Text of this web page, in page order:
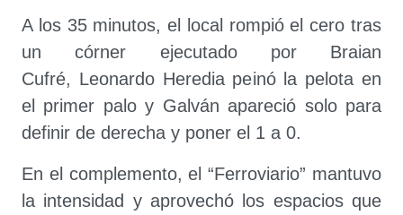
A los 35 minutos, el local rompió el cero tras
un córner ejecutado por Braian
Cufré, Leonardo Heredia peinó la pelota en
el primer palo y Galván apareció solo para
definir de derecha y poner el 1 a 0.
En el complemento, el “Ferroviario” mantuvo
la intensidad y aprovechó los espacios que